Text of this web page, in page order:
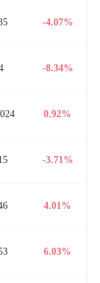
-4.07%
-8.34%
0.92%
-3.71%
4.01%
6.03%